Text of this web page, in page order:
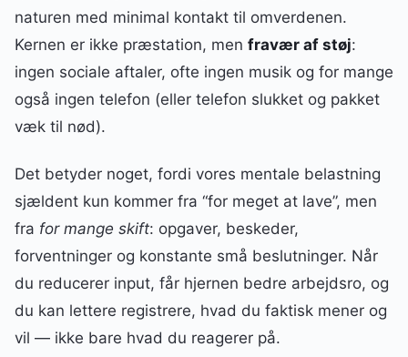
naturen med minimal kontakt til omverdenen.
Kernen er ikke præstation, men fravær af støj:
ingen sociale aftaler, ofte ingen musik og for mange
også ingen telefon (eller telefon slukket og pakket
væk til nød).
Det betyder noget, fordi vores mentale belastning
sjældent kun kommer fra “for meget at lave”, men
fra for mange skift: opgaver, beskeder,
forventninger og konstante små beslutninger. Når
du reducerer input, får hjernen bedre arbejdsro, og
du kan lettere registrere, hvad du faktisk mener og
vil — ikke bare hvad du reagerer på.